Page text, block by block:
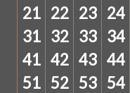
21 22 23 24
31 32 33 34
41 42 43 44
51 52 53 54